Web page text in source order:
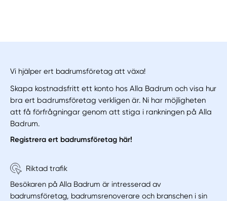
Vi hjälper ert badrumsföretag att växa!
Skapa kostnadsfritt ett konto hos Alla Badrum och visa hur
bra ert badrumsföretag verkligen är. Ni har möjligheten
att få förfrågningar genom att stiga i rankningen på Alla
Badrum.
Registrera ert badrumsföretag här!
Riktad trafik
Besökaren på Alla Badrum är intresserad av
badrumsföretag, badrumsrenoverare och branschen i sin